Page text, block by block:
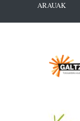
ARAUAK